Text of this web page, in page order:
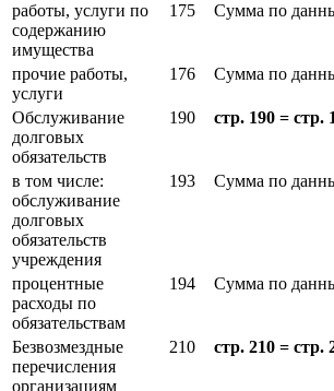
работы, услуги по
содержанию
имущества
175 Сумма по
прочие работы,
услуги
176 Сумма по
Обслуживание
долговых
обязательств
190 стр. 190 = стр.
в том числе:
обслуживание
долговых
обязательств
учреждения
193 Сумма по
процентные
расходы по
обязательствам
194 Сумма по
Безвозмездные
перечисления
организациям
210 стр. 210 = стр.